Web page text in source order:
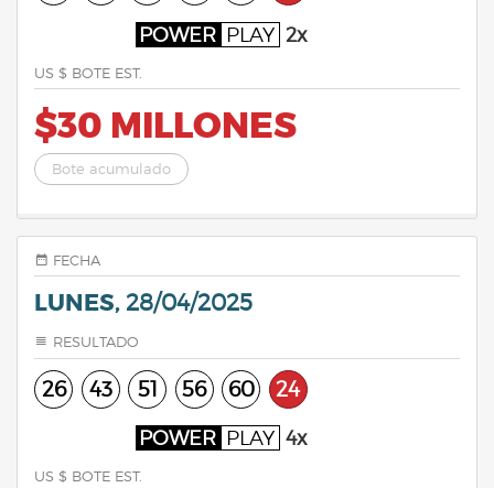
POWER PLAY 2x
US $ BOTE EST.
$30 MILLONES
Bote acumulado
FECHA
LUNES, 28/04/2025
RESULTADO
26 43 51 56 60 24
POWER PLAY 4x
US $ BOTE EST.